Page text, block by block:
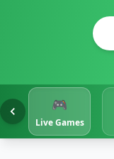
🎮
Live Games